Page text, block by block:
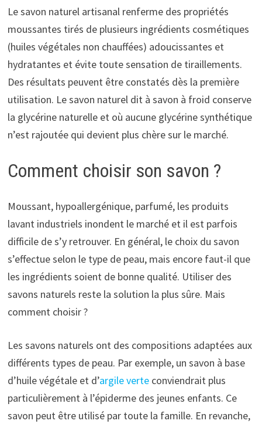
Le savon naturel artisanal renferme des propriétés
moussantes tirés de plusieurs ingrédients cosmétiques
(huiles végétales non chauffées) adoucissantes et
hydratantes et évite toute sensation de tiraillements.
Des résultats peuvent être constatés dès la première
utilisation. Le savon naturel dit à savon à froid conserve
la glycérine naturelle et où aucune glycérine synthétique
n’est rajoutée qui devient plus chère sur le marché.
Comment choisir son savon ?
Moussant, hypoallergénique, parfumé, les produits
lavant industriels inondent le marché et il est parfois
difficile de s’y retrouver. En général, le choix du savon
s’effectue selon le type de peau, mais encore faut-il que
les ingrédients soient de bonne qualité. Utiliser des
savons naturels reste la solution la plus sûre. Mais
comment choisir ?
Les savons naturels ont des compositions adaptées aux
différents types de peau. Par exemple, un savon à base
d’huile végétale et d’argile verteconviendrait plus
particulièrement à l’épiderme des jeunes enfants. Ce
savon peut être utilisé par toute la famille. En revanche,